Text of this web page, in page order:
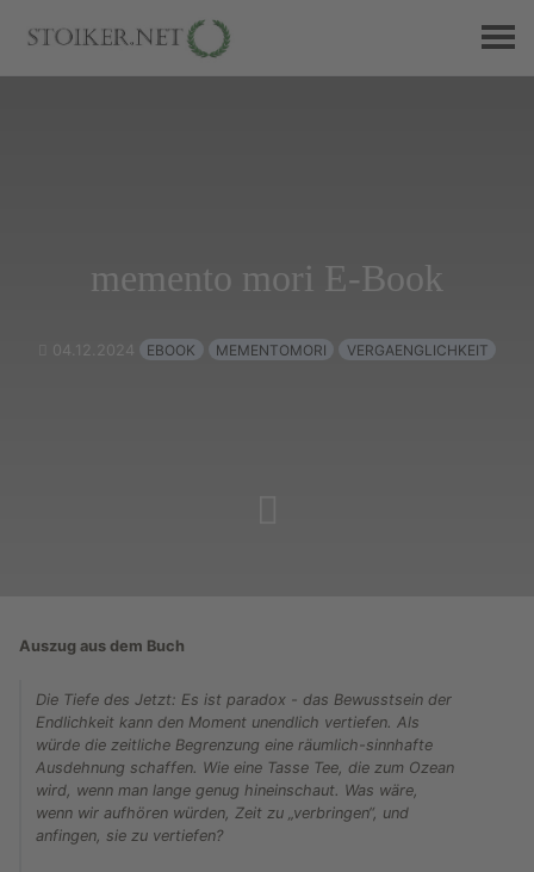
memento mori E-Book
04.12.2024 EBOOK MEMENTOMORI VERGAENGLICHKEIT
Auszug aus dem Buch
Die Tiefe des Jetzt: Es ist paradox - das Bewusstsein der
Endlichkeit kann den Moment unendlich vertiefen. Als
würde die zeitliche Begrenzung eine räumlich-sinnhafte
Ausdehnung schaffen. Wie eine Tasse Tee, die zum Ozean
wird, wenn man lange genug hineinschaut. Was wäre,
wenn wir aufhören würden, Zeit zu „verbringen“, und
anfingen, sie zu vertiefen?